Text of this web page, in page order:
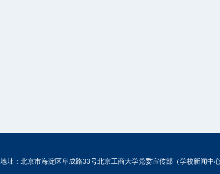
地址：北京市海淀区阜成路33号北京工商大学党委宣传部（学校新闻中